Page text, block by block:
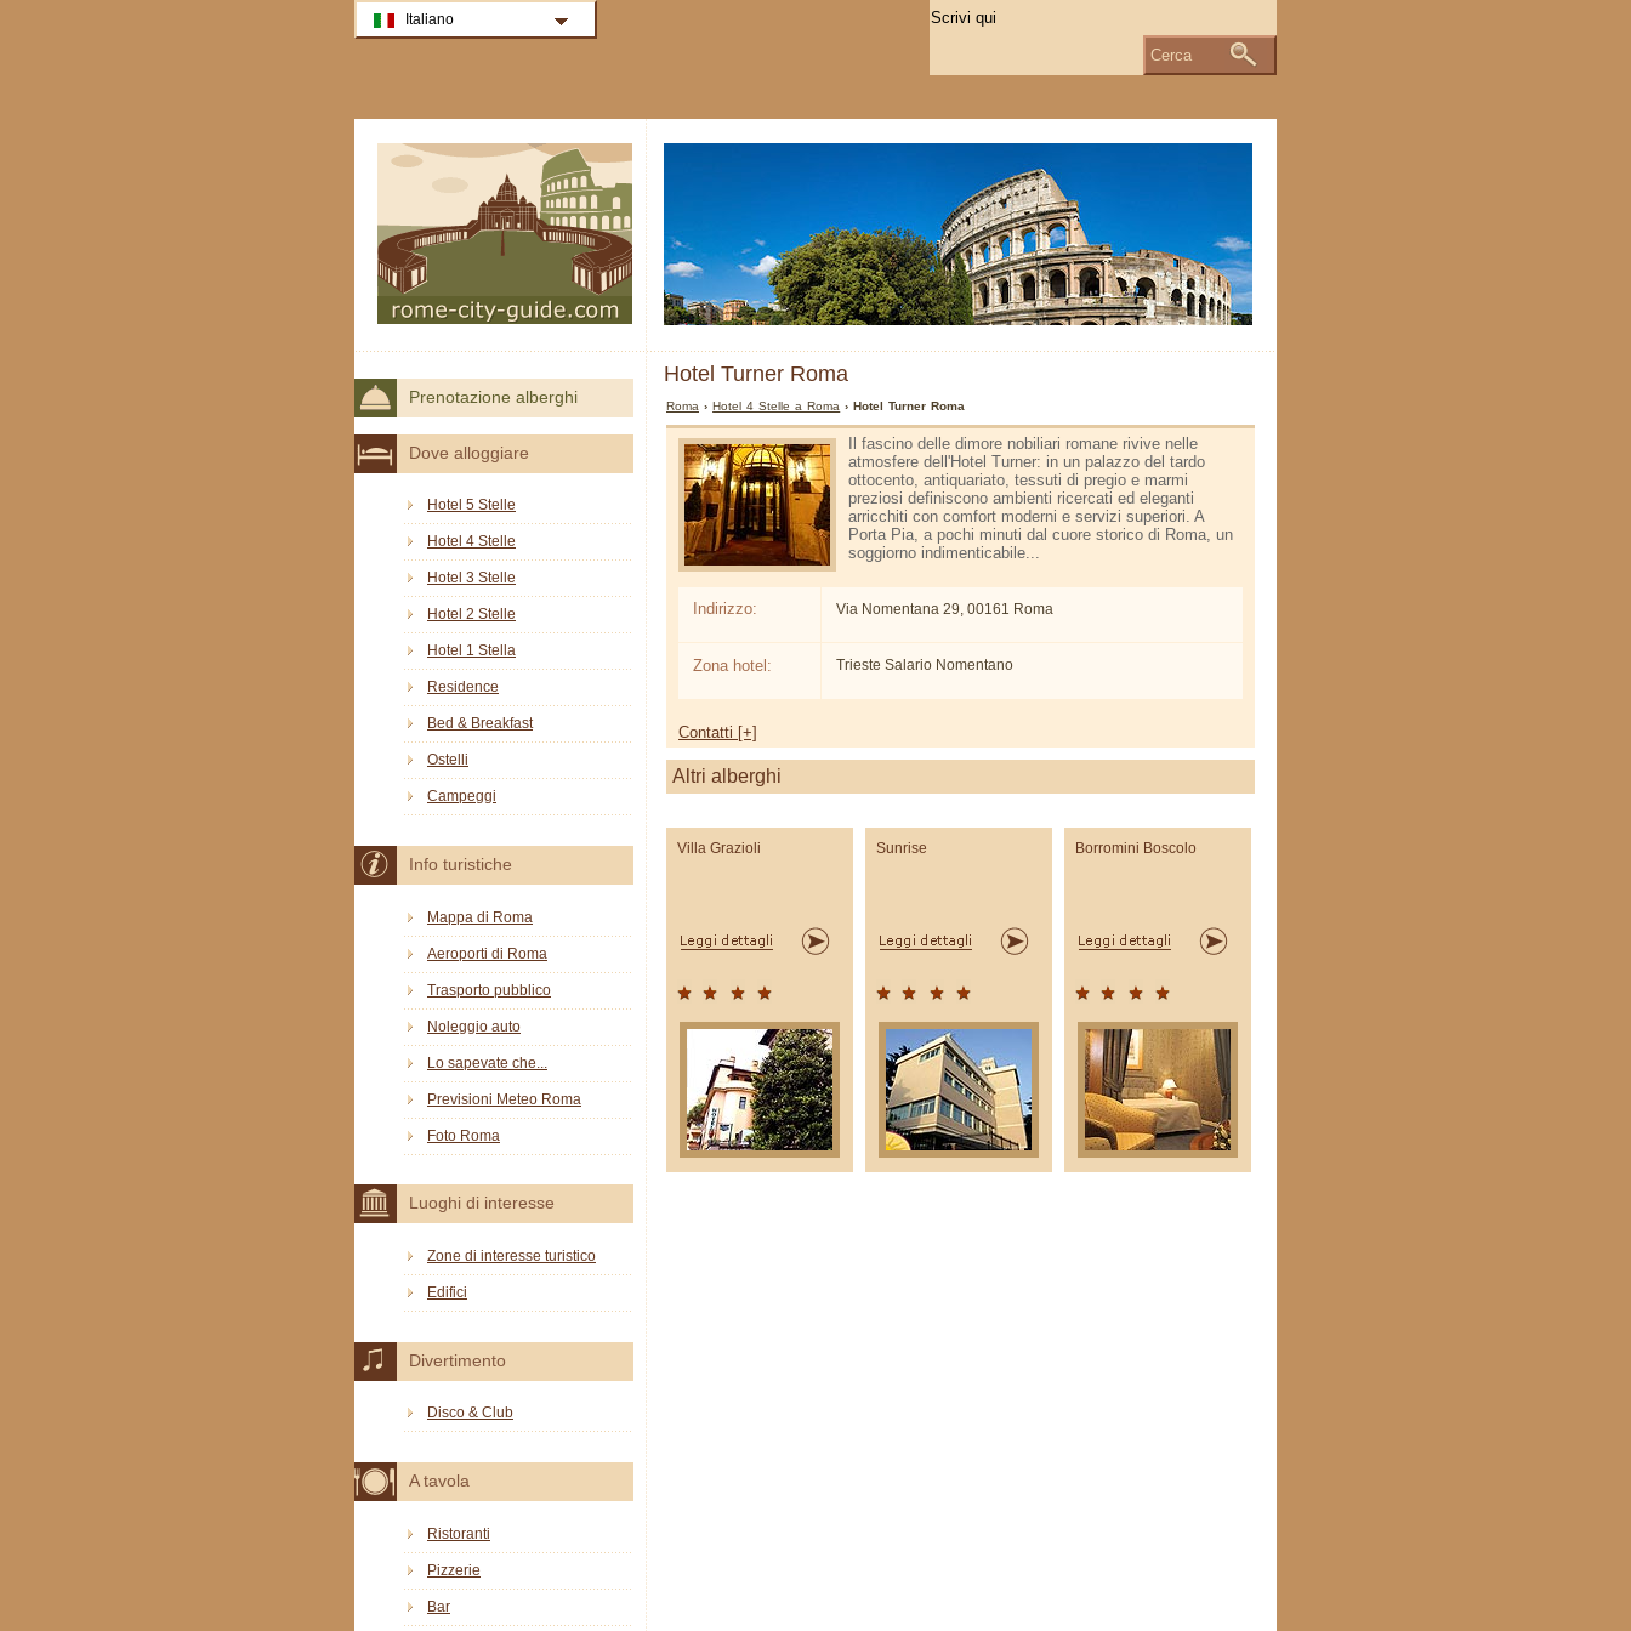
Hotel Turner Roma
Roma ›Hotel 4 Stelle a Roma › Hotel Turner Roma
Il fascino delle dimore nobiliari romane rivive nelle
atmosfere dell'Hotel Turner: in un palazzo del tardo
ottocento, antiquariato, tessuti di pregio e marmi
preziosi definiscono ambienti ricercati ed eleganti
arricchiti con comfort moderni e servizi superiori. A
Porta Pia, a pochi minuti dal cuore storico di Roma, un
soggiorno indimenticabile...
Indirizzo: Via Nomentana 29, 00161 Roma
Zona hotel: Trieste Salario Nomentano
Contatti [+]
Altri alberghi
Villa Grazioli Sunrise Borromini Boscolo
Prenotazione alberghi
Dove alloggiare
Hotel 5 Stelle
Hotel 4 Stelle
Hotel 3 Stelle
Hotel 2 Stelle
Hotel 1 Stella
Residence
Bed & Breakfast
Ostelli
Campeggi
Info turistiche
Mappa di Roma
Aeroporti di Roma
Trasporto pubblico
Noleggio auto
Lo sapevate che...
Previsioni Meteo Roma
Foto Roma
Luoghi di interesse
Zone di interesse turistico
Edifici
Divertimento
Disco & Club
A tavola
Ristoranti
Pizzerie
Bar
Italiano
Cerca